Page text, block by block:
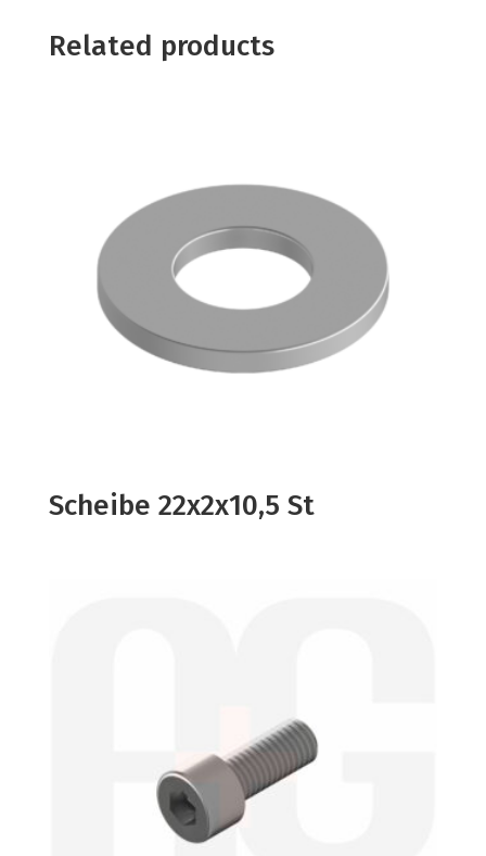
Related products
Scheibe 22x2x10,5 St